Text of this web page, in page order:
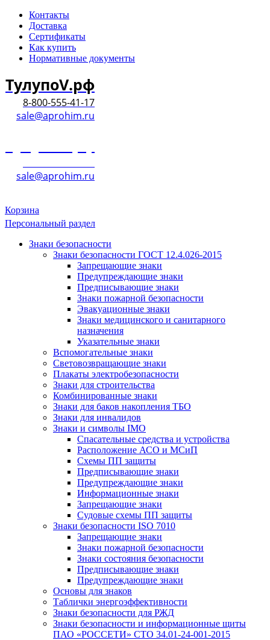
Контакты
Доставка
Сертификаты
Как купить
Нормативные документы
ТулупоV.рф
8-800-555-41-17
sale@aprohim.ru
sale@aprohim.ru
Корзина
Персональный раздел
Знаки безопасности
Знаки безопасности ГОСТ 12.4.026-2015
Запрещающие знаки
Предупреждающие знаки
Предписывающие знаки
Знаки пожарной безопасности
Эвакуационные знаки
Знаки медицинского и санитарного
назначения
Указательные знаки
Вспомогательные знаки
Световозвращающие знаки
Плакаты электробезопасности
Знаки для строительства
Комбинированные знаки
Знаки для баков накопления ТБО
Знаки для инвалидов
Знаки и символы IMO
Спасательные средства и устройства
Расположение АСО и МСиП
Схемы ПП защиты
Предписывающие знаки
Предупреждающие знаки
Информационные знаки
Запрещающие знаки
Судовые схемы ПП защиты
Знаки безопасности ISO 7010
Запрещающие знаки
Знаки пожарной безопасности
Знаки состояния безопасности
Предписывающие знаки
Предупреждающие знаки
Основы для знаков
Таблички энергоэффективности
Знаки безопасности для РЖД
Знаки безопасности и информационные щиты
ПАО «РОССЕТИ» СТО 34.01-24-001-2015